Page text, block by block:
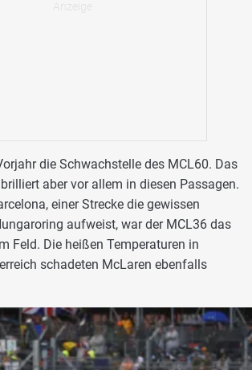
die Schwachstelle des MCL60. Das
aber vor allem in diesen Passagen.
einer Strecke die gewissen
aufweist, war der MCL36 das
Feld. Die heißen Temperaturen in
schadeten McLaren ebenfalls